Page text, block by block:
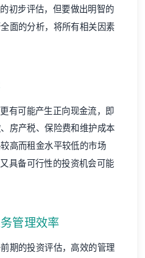
初步评估，但要做出明智的
面的分析，将所有相关因素
有可能产生正向现金流，即
房产税、保险费和维护成本
高而租金水平较低的市场
具备可行性的投资机会可能
管理效率
期的投资评估，高效的管理